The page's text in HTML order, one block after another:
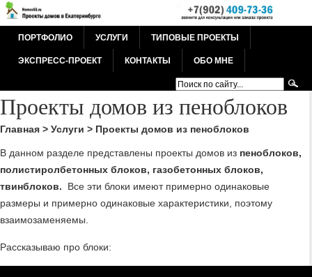
ПОРТФОЛИО УСЛУГИ ТИПОВЫЕ ПРОЕКТЫ
ЭКСПРЕСС-ПРОЕКТ КОНТАКТЫ ОБО МНЕ
Проекты домов из пеноблоков
Главная > Услуги > Проекты домов из пеноблоков
В данном разделе представлены проекты домов из пеноблоков,
полистиролбетонных блоков, газобетонных блоков,
твинблоков. Все эти блоки имеют примерно одинаковые
размеры и примерно одинаковые характеристики, поэтому
взаимозаменяемы.
Рассказываю про блоки: